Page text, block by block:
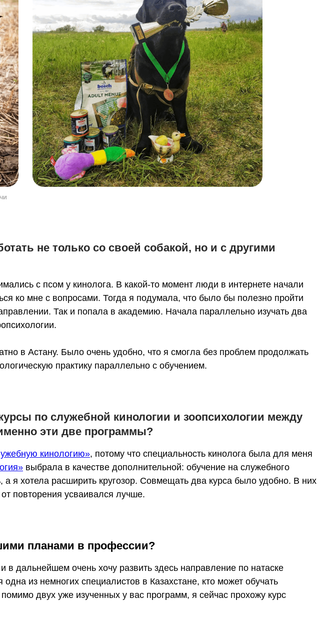
не только со своей собакой, но и с другими
с псом у кинолога. В какой-то момент люди в интернете начали
ко мне с вопросами. Тогда я подумала, что было бы полезно пройти
Так и попала в академию. Начала параллельно изучать два
в Астану. Было очень удобно, что я смогла без проблем продолжать
практику параллельно с обучением.
по служебной кинологии и зоопсихологии между
эти две программы?
кинологию», потому что специальность кинолога была для меня
выбрала в качестве дополнительной: обучение на служебного
а я хотела расширить кругозор. Совмещать два курса было удобно. В них
повторения усваивался лучше.
планами в профессии?
дальнейшем очень хочу развить здесь направление по натаске
из немногих специалистов в Казахстане, кто может обучать
двух уже изученных у вас программ, я сейчас прохожу курс